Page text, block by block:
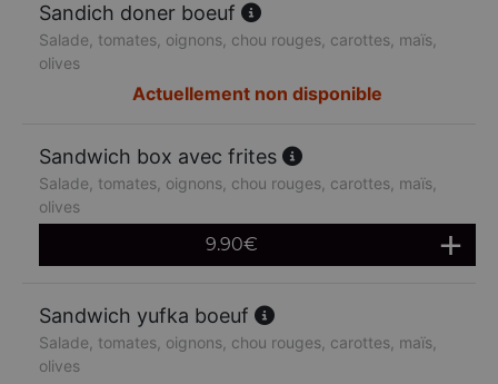
Sandich doner boeuf
Salade, tomates, oignons, chou rouges, carottes, maïs,
olives
Actuellement non disponible
Sandwich box avec frites
Salade, tomates, oignons, chou rouges, carottes, maïs,
olives
9.90€
Sandwich yufka boeuf
Salade, tomates, oignons, chou rouges, carottes, maïs,
olives